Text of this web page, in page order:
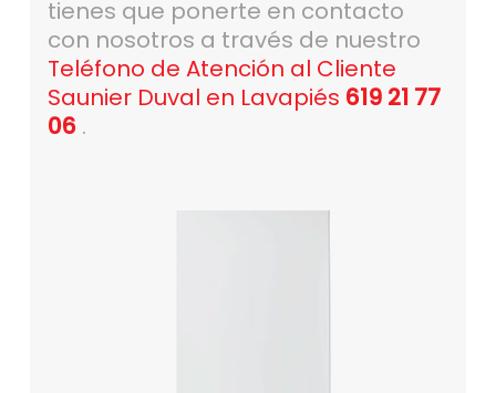
tienes que ponerte en contacto
con nosotros a través de nuestro
Teléfono de Atención al Cliente
Saunier Duval en Lavapiés 619 21 77
06 .